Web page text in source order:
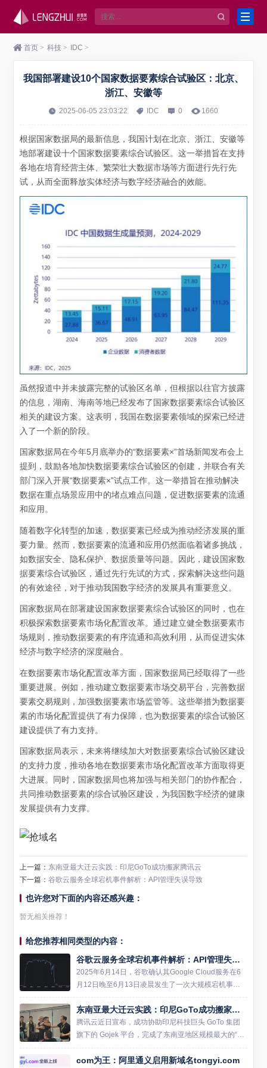
首页 > 科技 > IDC >
我国部署建设10个国家数据要素综合试验区：北京、
浙江、安徽等
2025-06-05 23:03:22 IDC 0 1660
根据国家数据局的最新信息，我国计划在北京、浙江、安徽等
地部署建设十个国家数据要素综合试验区。这一举措旨在支持
各地在培育经营主体、繁荣壮大数据市场等方面进行先行先
试，从而全面释放实体经济与数字经济融合的效能。
虽然报道中并未披露完整的试验区名单，但根据以往官方披露
的信息，湖南、海南等地已经发布了国家数据要素综合试验区
相关的建设方案。这表明，我国在数据要素领域的探索已经进
入了一个新的阶段。
国家数据局在今年5月底举办的“数据要素×”首场新闻发布会上
提到，鼓励各地加快数据要素综合试验区的创建，并联合有关
部门深入开展“数据要素×”试点工作。这一举措旨在推动解决
数据在重点场景应用中的堵点难点问题，促进数据要素的流通
和应用。
随着数字化转型的加速，数据要素已经成为推动经济发展的重
要力量。然而，数据要素的流通和应用仍然面临着诸多挑战，
如数据安全、隐私保护、数据质量等问题。因此，建设国家数
据要素综合试验区，通过先行先试的方式，探索解决这些问题
的有效途径，对于推动我国数字经济的发展具有重要意义。
国家数据局在部署建设国家数据要素综合试验区的同时，也在
积极探索数据要素市场化配置改革。通过建立健全数据要素市
场规则，推动数据要素的有序流通和高效利用，从而促进实体
经济与数字经济的深度融合。
在数据要素市场化配置改革方面，国家数据局已经取得了一些
重要进展。例如，推动建立数据要素市场交易平台，完善数据
要素交易规则，加强数据要素市场监管等。这些举措为数据要
素的市场化配置提供了有力保障，也为数据要素的综合试验区
建设提供了有力支持。
国家数据局表示，未来将继续加大对数据要素综合试验区建设
的支持力度，推动各地在数据要素市场化配置改革方面取得更
大进展。同时，国家数据局也将加强与相关部门的协作配合，
共同推动数据要素的综合试验区建设，为我国数字经济的健康
发展提供有力支撑。
上一篇： 东南亚最大迁云实践：印尼GoTo成功搬家腾讯云
下一篇：谷歌云服务全球宕机事件解析：API管理失误导致
也许您对下面的内容还感兴趣：
暂无相关推荐！
给您推荐相同类型的内容：
谷歌云服务全球宕机事件解析：API管理失误导致
2025年6月14日，谷歌确认其Google Cloud服务在6
月12日晚至6月13日凌晨发生了一次大规模宕机事
件，持续时间超过三小时。此次故障影响了全球数百
万用户，并波及多个依赖Google Cloud...
东南亚最大迁云实践：印尼GoTo成功搬家腾讯云
腾讯云近日宣布，成功协助印尼科技巨头 GoTo 集团
旗下的 Gojek 平台，完成了东南亚地区规模最大的“迁
云”项目。这次迁移涉及 Gojek 平台超过千余个微服务
系统，最终在 4 小时 54 分钟内实现...
com为王：阿里通义启用新域名tongyi.com